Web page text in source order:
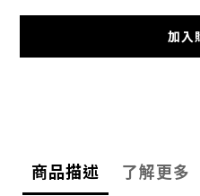
加入
商品描述 了解更多